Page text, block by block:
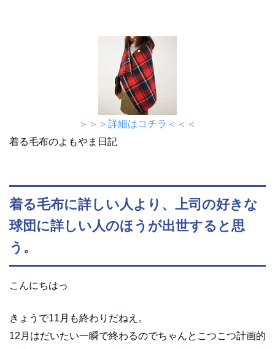
＞＞＞詳細はコチラ＜＜＜
着る毛布のよもやま日記
着る毛布に詳しい人より、上司の好きな
球団に詳しい人のほうが出世すると思
う。
こんにちはっ
きょうで11月も終わりだねえ。
12月はだいたい一瞬で終わるのでちゃんとこつこつ計画的